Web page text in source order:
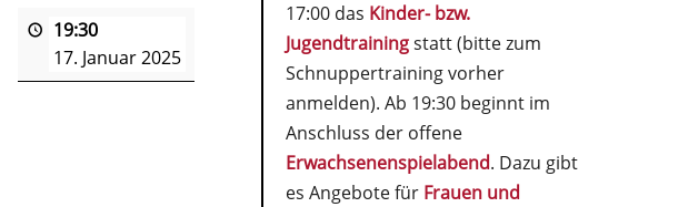
19:30
17. Januar 2025
17:00 das Kinder- bzw.
Jugendtrainingstatt (bitte zum
Schnuppertraining vorher
anmelden). Ab 19:30 beginnt im
Anschluss der offene
Erwachsenenspielabend. Dazu gibt
es Angebote für Frauen und